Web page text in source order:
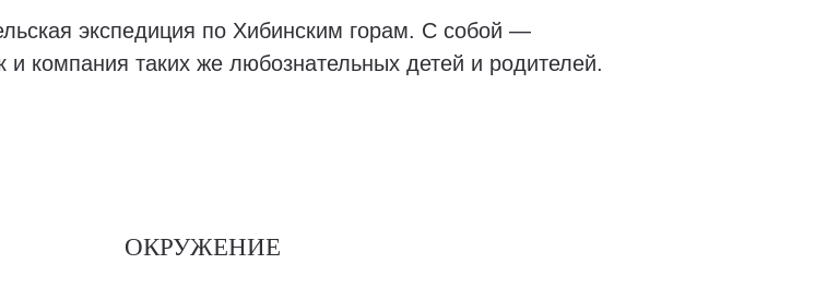
экспедиция по Хибинским горам. С собой —
компания таких же любознательных детей и родителей.
ОКРУЖЕНИЕ